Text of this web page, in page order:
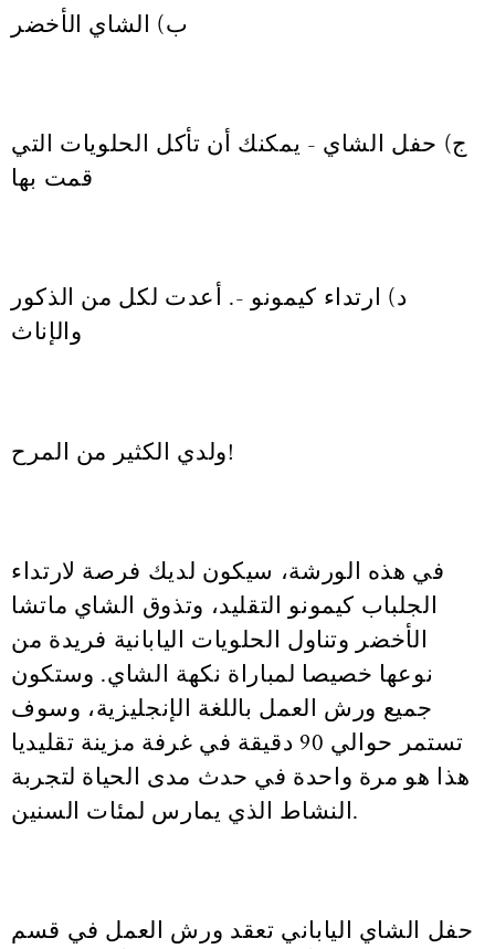
ب) الشاي الأخضر
ج) حفل الشاي - يمكنك أن تأكل الحلويات التي
قمت بها
د) ارتداء كيمونو -. أعدت لكل من الذكور
والإناث
ولدي الكثير من المرح!
في هذه الورشة، سيكون لديك فرصة لارتداء
الجلباب كيمونو التقليد، وتذوق الشاي ماتشا
الأخضر وتناول الحلويات اليابانية فريدة من
نوعها خصيصا لمباراة نكهة الشاي. وستكون
جميع ورش العمل باللغة الإنجليزية، وسوف
تستمر حوالي 90 دقيقة في غرفة مزينة تقليديا
هذا هو مرة واحدة في حدث مدى الحياة لتجربة
النشاط الذي يمارس لمئات السنين.
حفل الشاي الياباني تعقد ورش العمل في قسم